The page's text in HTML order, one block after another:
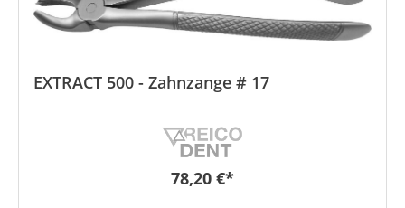
EXTRACT 500 - Zahnzange # 17
Regulärer Preis:
78,20 €*